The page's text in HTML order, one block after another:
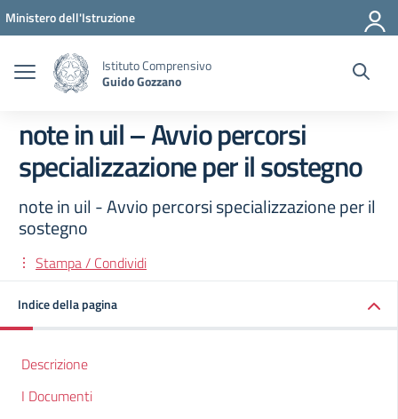
Vai ai contenuti
Vai al menu di navigazione
Vai al footer
Ministero dell'Istruzione
Istituto Comprensivo
Guido Gozzano
note in uil – Avvio percorsi
specializzazione per il sostegno
note in uil - Avvio percorsi specializzazione per il
sostegno
Stampa / Condividi
Indice della pagina
Descrizione
I Documenti